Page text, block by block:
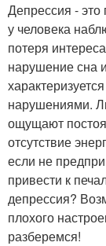
Депрессия - это
у человека
потеря
нарушение сна
нарушениями.
ощущают
отсутствие
если не
привести к
депрессия?
плохого
разберемся!